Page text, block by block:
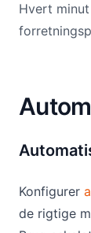
Hvert
Konfigurer
de rigtige